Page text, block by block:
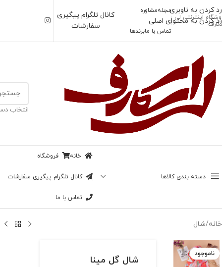
رد کردن به ناوبری
رد کردن به محتوای اصلی
اینترنتی لی
مجلهمشاوره
تماس با مابرندها
کانال تلگرام پیگیری
سفارشات
انتخاب
دسته بندی کالاها
خانه فروشگاه
کانال تلگرام پیگیری سفارشات
تماس با ما
خانه/شال
ناموجود
شال گل مینا